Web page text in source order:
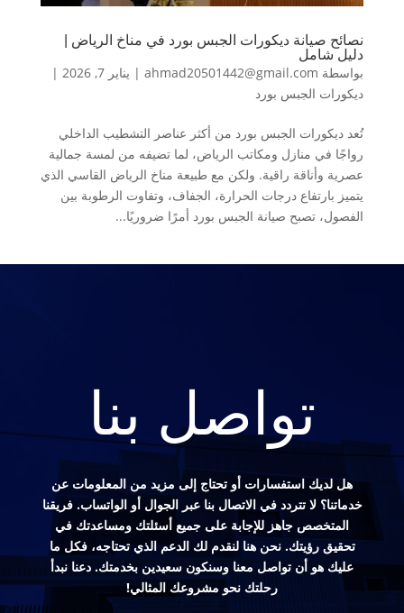
نصائح صيانة ديكورات الجبس بورد في مناخ الرياض |
دليل شامل
بواسطة ahmad20501442@gmail.com
| يناير 7, 2026
|
ديكورات الجبس بورد
تُعد ديكورات الجبس بورد من أكثر عناصر التشطيب الداخلي
رواجًا في منازل ومكاتب الرياض، لما تضيفه من لمسة جمالية
عصرية وأناقة راقية. ولكن مع طبيعة مناخ الرياض القاسي الذي
يتميز بارتفاع درجات الحرارة، الجفاف، وتفاوت الرطوبة بين
الفصول، تصبح صيانة الجبس بورد أمرًا ضروريًا...
تواصل بنا
هل لديك استفسارات أو تحتاج إلى مزيد من المعلومات عن
خدماتنا؟ لا تتردد في الاتصال بنا عبر الجوال أو الواتساب. فريقنا
المتخصص جاهز للإجابة على جميع أسئلتك ومساعدتك في
تحقيق رؤيتك. نحن هنا لنقدم لك الدعم الذي تحتاجه، فكل ما
عليك هو أن تواصل معنا وسنكون سعيدين بخدمتك. دعنا نبدأ
رحلتك نحو مشروعك المثالي!